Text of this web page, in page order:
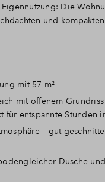
Die
und
mit 57 m²
mit offenem
für entspannte Stunden
– gut
Dusche